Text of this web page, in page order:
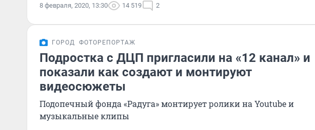
8 февраля, 2020, 13:30 14 519 2
ГОРОД ФОТОРЕПОРТАЖ
Подростка с ДЦП пригласили на «12 канал» и
показали как создают и монтируют
видеосюжеты
Подопечный фонда «Радуга» монтирует ролики на Youtube и
музыкальные клипы